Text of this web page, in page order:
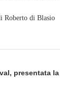
Roberto di Blasio
presentata